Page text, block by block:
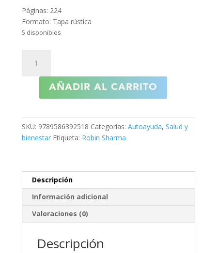
Páginas: 224
Formato: Tapa rústica
5 disponibles
MONJE
AÑADIR AL CARRITO
SKU: 9789586392518 Categorías: Autoayuda, Salud y
bienestar Etiqueta: Robin Sharma
Descripción
Información adicional
Valoraciones (0)
Descripción